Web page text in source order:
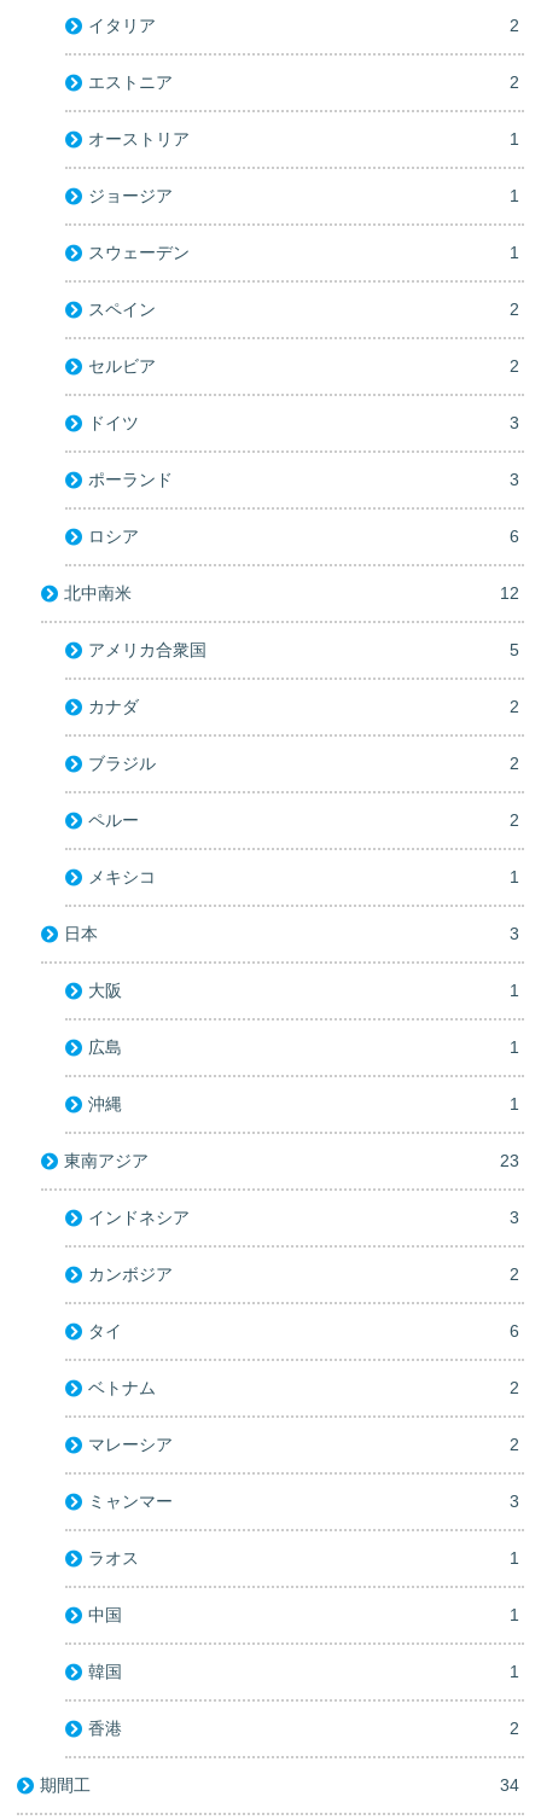
イタリア 2
エストニア 2
オーストリア 1
ジョージア 1
スウェーデン 1
スペイン 2
セルビア 2
ドイツ 3
ポーランド 3
ロシア 6
北中南米 12
アメリカ合衆国 5
カナダ 2
ブラジル 2
ペルー 2
メキシコ 1
日本 3
大阪 1
広島 1
沖縄 1
東南アジア 23
インドネシア 3
カンボジア 2
タイ 6
ベトナム 2
マレーシア 2
ミャンマー 3
ラオス 1
中国 1
韓国 1
香港 2
期間工 34